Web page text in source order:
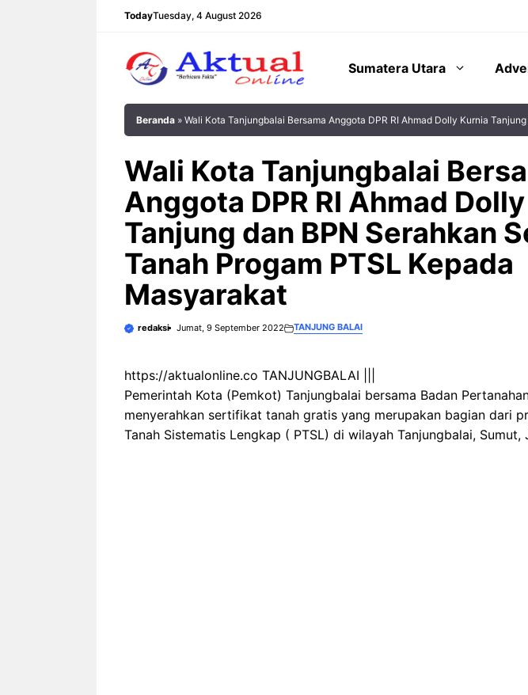
TodayTuesday, 4 August 2026
Sumatera Utara
Beranda » Wali Kota Tanjungbalai Bersama Anggota DPR RI Ahmad Dolly Kurnia
Wali Kota Tanjungbalai
Anggota DPR RI Ahmad
Tanjung dan BPN Serahkan
Tanah Progam PTSL Kepada
Masyarakat
redaksi Jumat, 9 September 2022 TANJUNG BALAI
https://aktualonline.co TANJUNGBALAI |||
Pemerintah Kota (Pemkot) Tanjungbalai bersama Badan
menyerahkan sertifikat tanah gratis yang merupakan bagian dari
Tanah Sistematis Lengkap ( PTSL) di wilayah Tanjungbalai, Sumut,